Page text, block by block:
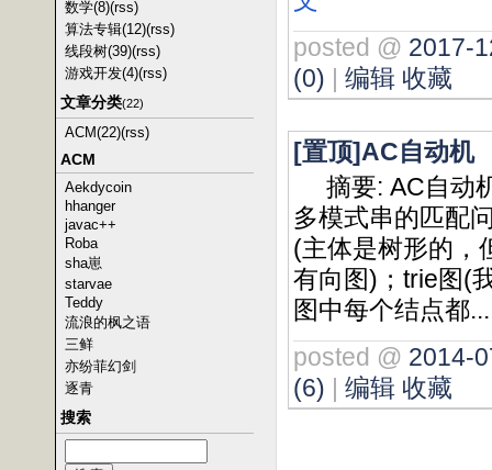
数学(8)(rss)
算法专辑(12)(rss)
线段树(39)(rss)
游戏开发(4)(rss)
文章分类(22)
ACM(22)(rss)
ACM
Aekdycoin
hhanger
javac++
Roba
sha崽
starvae
Teddy
流浪的枫之语
三鲜
亦纷菲幻剑
逐青
搜索
posted @ 2017-
(0) | 编辑 收藏
[置顶]AC自动机
摘要: AC自
多模式串的匹配
(主体是树形的，
有向图)；trie图(
图中每个结点都
posted @ 2014-
(6) | 编辑 收藏